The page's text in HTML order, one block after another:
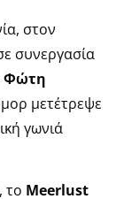
στον
συνεργασία
Φώτη
μετέτρεψε
γωνιά
το Meerlust